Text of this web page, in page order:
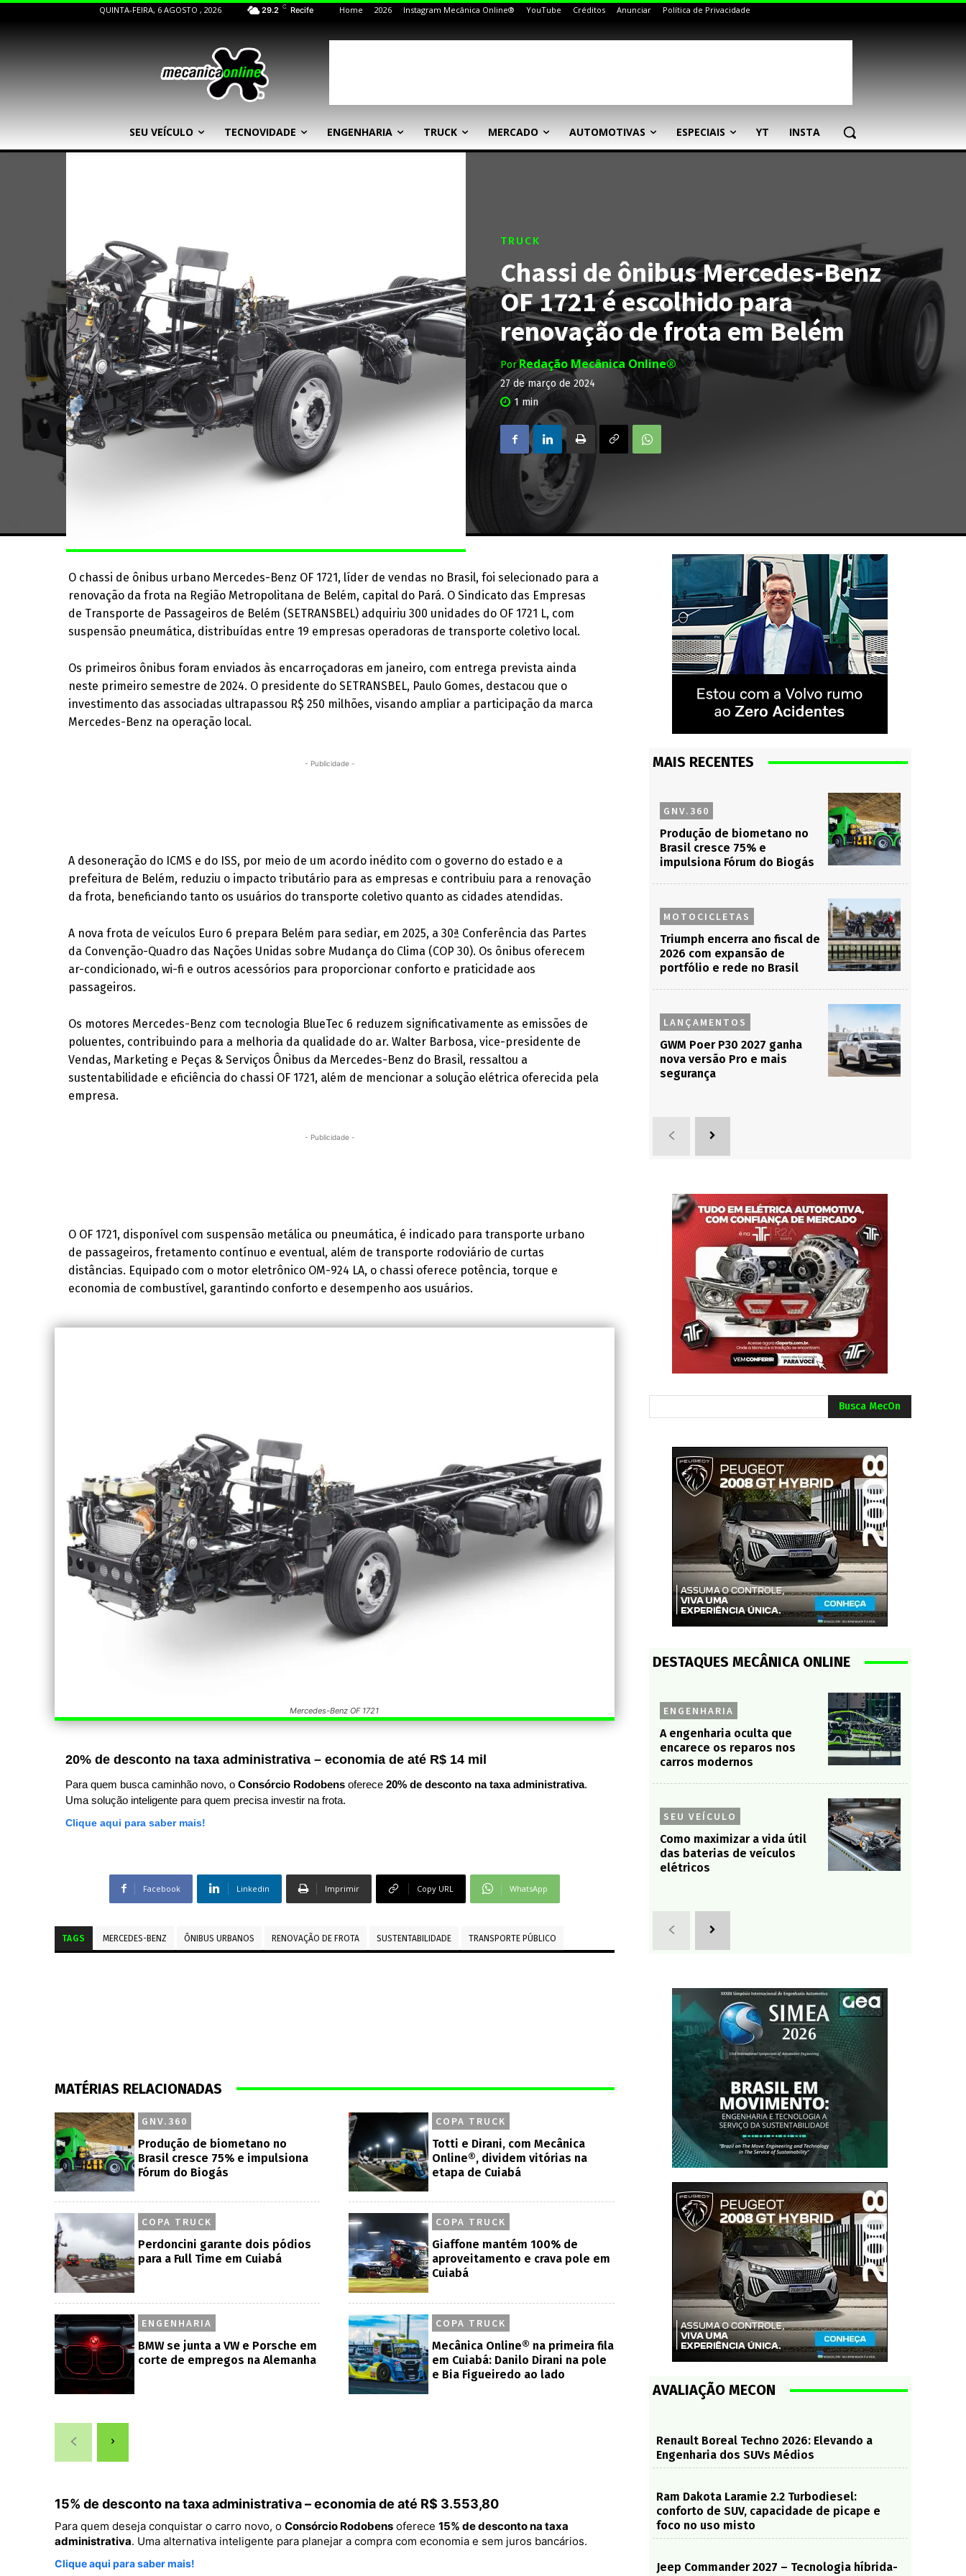
QUINTA-FEIRA, 6 AGOSTO , 2026 29.2 C Recife Home 2026 Instagram Mecânica Online® YouTube Créditos Anunciar Política de Privacidade
SEU VEÍCULO TECNOVIDADE ENGENHARIA TRUCK MERCADO AUTOMOTIVAS ESPECIAIS YT INSTA
TRUCK
Chassi de ônibus Mercedes-Benz
OF 1721 é escolhido para
renovação de frota em Belém
PorRedação Mecânica Online®
27 de março de 2024
1 min
O chassi de ônibus urbano Mercedes-Benz OF 1721, líder de vendas no Brasil, foi selecionado para a
renovação da frota na Região Metropolitana de Belém, capital do Pará. O Sindicato das Empresas
de Transporte de Passageiros de Belém (SETRANSBEL) adquiriu 300 unidades do OF 1721 L, com
suspensão pneumática, distribuídas entre 19 empresas operadoras de transporte coletivo local.
Os primeiros ônibus foram enviados às encarroçadoras em janeiro, com entrega prevista ainda
neste primeiro semestre de 2024. O presidente do SETRANSBEL, Paulo Gomes, destacou que o
investimento das associadas ultrapassou R$ 250 milhões, visando ampliar a participação da marca
Mercedes-Benz na operação local.
- Publicidade -
A desoneração do ICMS e do ISS, por meio de um acordo inédito com o governo do estado e a
prefeitura de Belém, reduziu o impacto tributário para as empresas e contribuiu para a renovação
da frota, beneficiando tanto os usuários do transporte coletivo quanto as cidades atendidas.
A nova frota de veículos Euro 6 prepara Belém para sediar, em 2025, a 30ª Conferência das Partes
da Convenção-Quadro das Nações Unidas sobre Mudança do Clima (COP 30). Os ônibus oferecem
ar-condicionado, wi-fi e outros acessórios para proporcionar conforto e praticidade aos
passageiros.
Os motores Mercedes-Benz com tecnologia BlueTec 6 reduzem significativamente as emissões de
poluentes, contribuindo para a melhoria da qualidade do ar. Walter Barbosa, vice-presidente de
Vendas, Marketing e Peças & Serviços Ônibus da Mercedes-Benz do Brasil, ressaltou a
sustentabilidade e eficiência do chassi OF 1721, além de mencionar a solução elétrica oferecida pela
empresa.
- Publicidade -
O OF 1721, disponível com suspensão metálica ou pneumática, é indicado para transporte urbano
de passageiros, fretamento contínuo e eventual, além de transporte rodoviário de curtas
distâncias. Equipado com o motor eletrônico OM-924 LA, o chassi oferece potência, torque e
economia de combustível, garantindo conforto e desempenho aos usuários.
Mercedes-Benz OF 1721
20% de desconto na taxa administrativa – economia de até R$ 14 mil
Para quem busca caminhão novo, o Consórcio Rodobens oferece 20% de desconto na taxa administrativa.
Uma solução inteligente para quem precisa investir na frota.
Clique aqui para saber mais!
Facebook Linkedin Imprimir Copy URL WhatsApp
TAGS MERCEDES-BENZ ÔNIBUS URBANOS RENOVAÇÃO DE FROTA SUSTENTABILIDADE TRANSPORTE PÚBLICO
MATÉRIAS RELACIONADAS
GNV.360
Produção de biometano no
Brasil cresce 75% e impulsiona
Fórum do Biogás
COPA TRUCK
Totti e Dirani, com Mecânica
Online®, dividem vitórias na
etapa de Cuiabá
COPA TRUCK
Perdoncini garante dois pódios
para a Full Time em Cuiabá
COPA TRUCK
Giaffone mantém 100% de
aproveitamento e crava pole em
Cuiabá
ENGENHARIA
BMW se junta a VW e Porsche em
corte de empregos na Alemanha
COPA TRUCK
Mecânica Online® na primeira fila
em Cuiabá: Danilo Dirani na pole
e Bia Figueiredo ao lado
15% de desconto na taxa administrativa – economia de até R$ 3.553,80
Para quem deseja conquistar o carro novo, o Consórcio Rodobens oferece 15% de desconto na taxa
administrativa. Uma alternativa inteligente para planejar a compra com economia e sem juros bancários.
Clique aqui para saber mais!
MAIS RECENTES
GNV.360
Produção de biometano no
Brasil cresce 75% e
impulsiona Fórum do Biogás
MOTOCICLETAS
Triumph encerra ano fiscal de
2026 com expansão de
portfólio e rede no Brasil
LANÇAMENTOS
GWM Poer P30 2027 ganha
nova versão Pro e mais
segurança
Busca MecOn
DESTAQUES MECÂNICA ONLINE
ENGENHARIA
A engenharia oculta que
encarece os reparos nos
carros modernos
SEU VEÍCULO
Como maximizar a vida útil
das baterias de veículos
elétricos
AVALIAÇÃO MECON
Renault Boreal Techno 2026: Elevando a
Engenharia dos SUVs Médios
Ram Dakota Laramie 2.2 Turbodiesel:
conforto de SUV, capacidade de picape e
foco no uso misto
Jeep Commander 2027 – Tecnologia híbrida-